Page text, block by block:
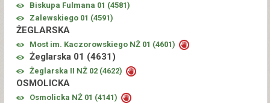
Biskupa Fulmana 01 (4581)
Zalewskiego 01 (4591)
ŻEGLARSKA
Most im. Kaczorowskiego NŻ 01 (4601)
Żeglarska 01 (4631 )
Żeglarska II NŻ 02 (4622)
OSMOLICKA
Osmolicka NŻ 01 (4141)